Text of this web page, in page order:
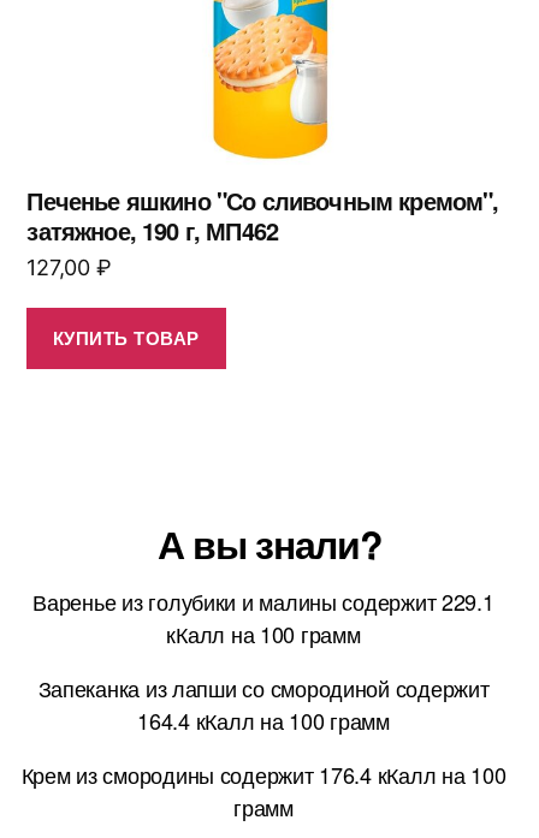
Печенье яшкино "Со сливочным кремом",
затяжное, 190 г, МП462
127,00 ₽
КУПИТЬ ТОВАР
А вы знали?
Варенье из голубики и малины содержит 229.1
кКалл на 100 грамм
Запеканка из лапши со смородиной содержит
164.4 кКалл на 100 грамм
Крем из смородины содержит 176.4 кКалл на 100
грамм